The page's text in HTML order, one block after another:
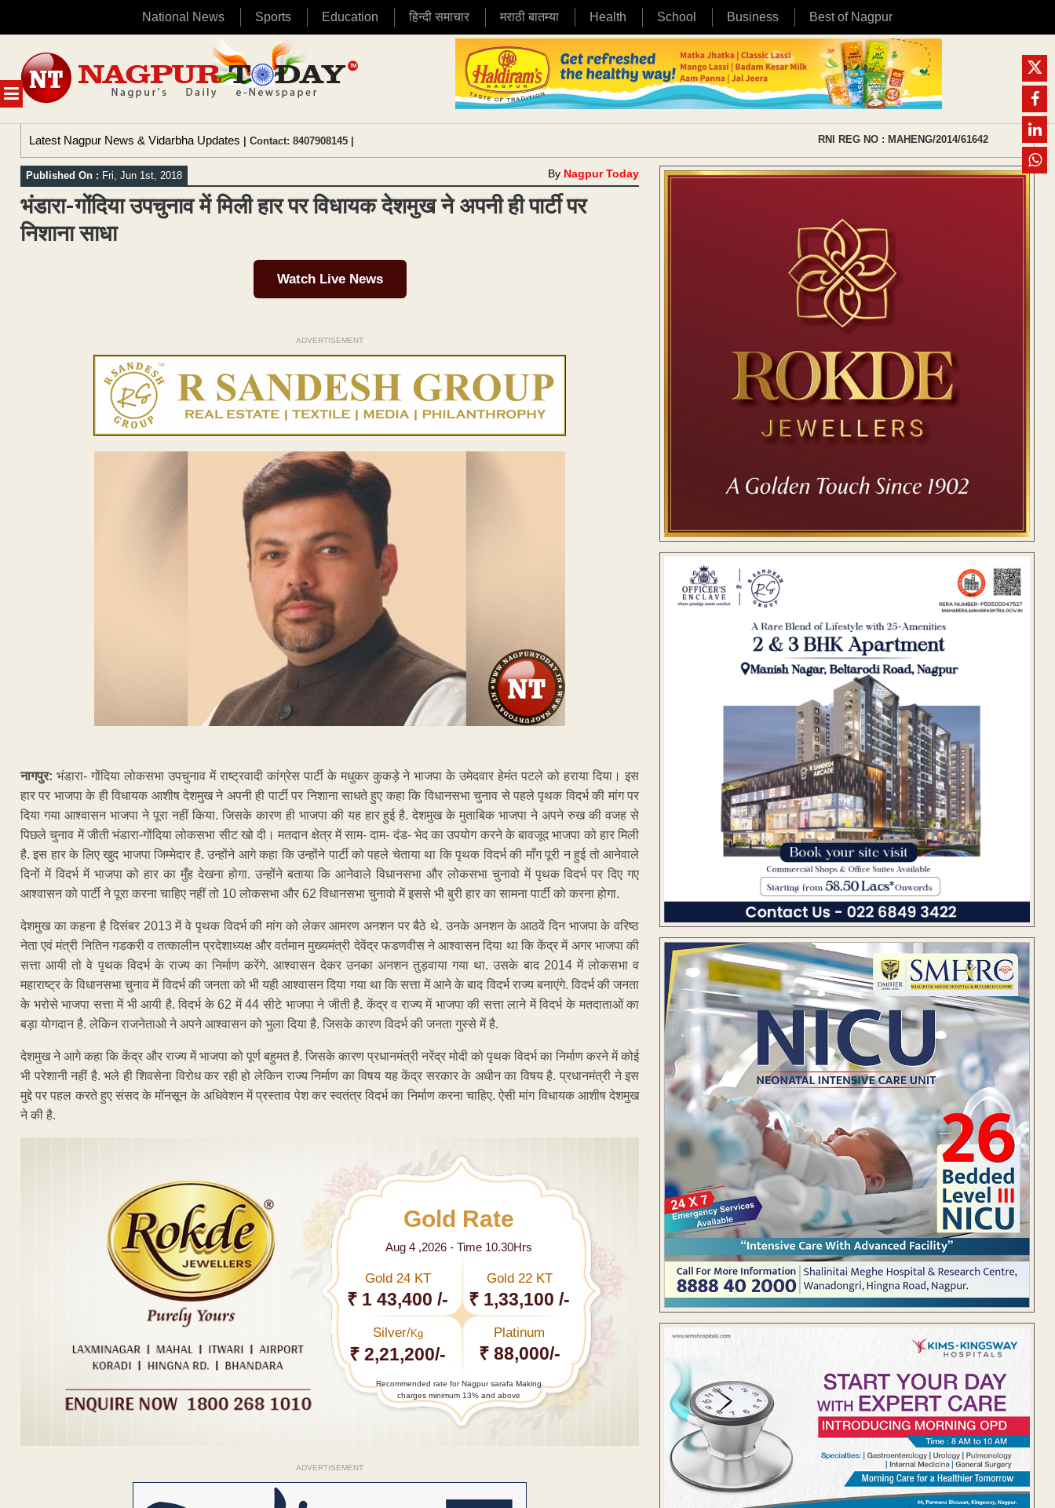
National News Sports Education हिन्दी समाचार मराठी बातम्या Health School Business Best of Nagpur
MENU
content
Latest Nagpur News & Vidarbha Updates | Contact: 8407908145 | RNI REG NO : MAHENG/2014/61642
Published On : Fri, Jun 1st, 2018 By Nagpur Today
भंडारा-गोंदिया उपचुनाव में मिली हार पर विधायक देशमुख ने अपनी ही पार्टी पर
निशाना साधा
Watch Live News
ADVERTISEMENT
नागपुर: भंडारा- गोंदिया लोकसभा उपचुनाव में राष्ट्रवादी कांग्रेस पार्टी के मधुकर कुकड़े ने भाजपा के उमेदवार हेमंत पटले को हराया दिया। इस
हार पर भाजपा के ही विधायक आशीष देशमुख ने अपनी ही पार्टी पर निशाना साधते हुए कहा कि विधानसभा चुनाव से पहले पृथक विदर्भ की मांग पर
दिया गया आश्वासन भाजपा ने पूरा नहीं किया. जिसके कारण ही भाजपा की यह हार हुई है. देशमुख के मुताबिक भाजपा ने अपने रुख की वजह से
पिछले चुनाव में जीती भंडारा-गोंदिया लोकसभा सीट खो दी। मतदान क्षेत्र में साम- दाम- दंड- भेद का उपयोग करने के बावजूद भाजपा को हार मिली
है. इस हार के लिए खुद भाजपा जिम्मेदार है. उन्होंने आगे कहा कि उन्होंने पार्टी को पहले चेताया था कि पृथक विदर्भ की माँग पूरी न हुई तो आनेवाले
दिनों में विदर्भ में भाजपा को हार का मुँह देखना होगा. उन्होंने बताया कि आनेवाले विधानसभा और लोकसभा चुनावो में पृथक विदर्भ पर दिए गए
आश्वासन को पार्टी ने पूरा करना चाहिए नहीं तो 10 लोकसभा और 62 विधानसभा चुनावो में इससे भी बुरी हार का सामना पार्टी को करना होगा.
देशमुख का कहना है दिसंबर 2013 में वे पृथक विदर्भ की मांग को लेकर आमरण अनशन पर बैठे थे. उनके अनशन के आठवें दिन भाजपा के वरिष्ठ
नेता एवं मंत्री नितिन गडकरी व तत्कालीन प्रदेशाध्यक्ष और वर्तमान मुख्यमंत्री देवेंद्र फडणवीस ने आश्वासन दिया था कि केंद्र में अगर भाजपा की
सत्ता आयी तो वे पृथक विदर्भ के राज्य का निर्माण करेंगे. आश्वासन देकर उनका अनशन तुड़वाया गया था. उसके बाद 2014 में लोकसभा व
महाराष्ट्र के विधानसभा चुनाव में विदर्भ की जनता को भी यही आश्वासन दिया गया था कि सत्ता में आने के बाद विदर्भ राज्य बनाएंगे. विदर्भ की जनता
के भरोसे भाजपा सत्ता में भी आयी है. विदर्भ के 62 में 44 सीटे भाजपा ने जीती है. केंद्र व राज्य में भाजपा की सत्ता लाने में विदर्भ के मतदाताओं का
बड़ा योगदान है. लेकिन राजनेताओ ने अपने आश्वासन को भुला दिया है. जिसके कारण विदर्भ की जनता गुस्से में है.
देशमुख ने आगे कहा कि केंद्र और राज्य में भाजपा को पूर्ण बहुमत है. जिसके कारण प्रधानमंत्री नरेंद्र मोदी को पृथक विदर्भ का निर्माण करने में कोई
भी परेशानी नहीं है. भले ही शिवसेना विरोध कर रही हो लेकिन राज्य निर्माण का विषय यह केंद्र सरकार के अधीन का विषय है. प्रधानमंत्री ने इस
मुद्दे पर पहल करते हुए संसद के मॉनसून के अधिवेशन में प्रस्ताव पेश कर स्वतंत्र विदर्भ का निर्माण करना चाहिए. ऐसी मांग विधायक आशीष देशमुख
ने की है.
Gold Rate
Aug 4 ,2026 - Time 10.30Hrs
Gold 24 KT
₹ 1 43,400 /-
Gold 22 KT
₹ 1,33,100 /-
Silver/Kg
₹ 2,21,200/-
Platinum
₹ 88,000/-
Recommended rate for Nagpur sarafa Making
charges minimum 13% and above
ADVERTISEMENT